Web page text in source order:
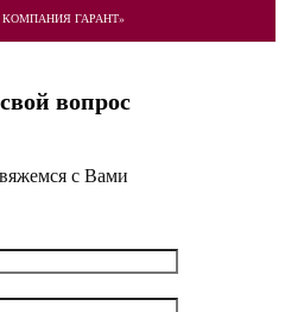
КОМПАНИЯ ГАРАНТ»
вопрос
с Вами